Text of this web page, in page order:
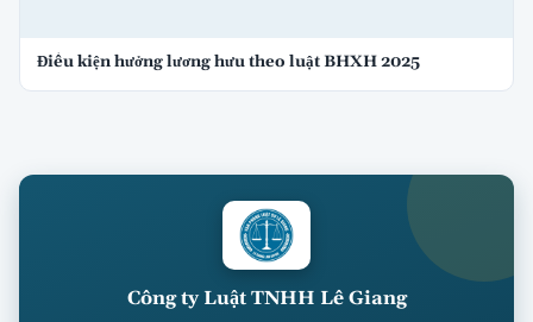
Điều kiện hưởng lương hưu theo luật BHXH 2025
Công ty Luật TNHH Lê Giang